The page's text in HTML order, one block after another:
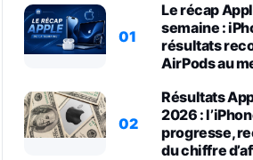
01
Le récap
semaine :
résultats
AirPods au
02
Résultats
2026 :
progresse,
du chiffre